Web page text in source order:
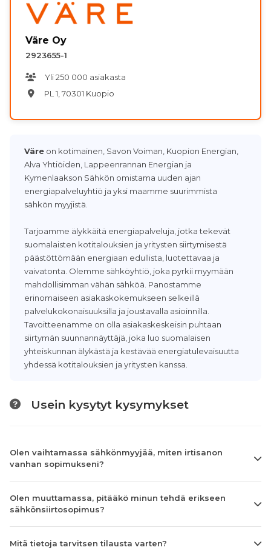
Väre Oy
2923655-1
Yli 250 000 asiakasta
PL 1, 70301 Kuopio
Väre on kotimainen, Savon Voiman, Kuopion Energian,
Alva Yhtiöiden, Lappeenrannan Energian ja
Kymenlaakson Sähkön omistama uuden ajan
energiapalveluyhtiö ja yksi maamme suurimmista
sähkön myyjistä.
Tarjoamme älykkäitä energiapalveluja, jotka tekevät
suomalaisten kotitalouksien ja yritysten siirtymisestä
päästöttömään energiaan edullista, luotettavaa ja
vaivatonta. Olemme sähköyhtiö, joka pyrkii myymään
mahdollisimman vähän sähköä. Panostamme
erinomaiseen asiakaskokemukseen selkeillä
palvelukokonaisuuksilla ja joustavalla asioinnilla.
Tavoitteenamme on olla asiakaskeskeisin puhtaan
siirtymän suunnannäyttäjä, joka luo suomalaisen
yhteiskunnan älykästä ja kestävää energiatulevaisuutta
yhdessä kotitalouksien ja yritysten kanssa.
Usein kysytyt kysymykset
Olen vaihtamassa sähkönmyyjää, miten irtisanon
vanhan sopimukseni?
Olen muuttamassa, pitääkö minun tehdä erikseen
sähkönsiirtosopimus?
Mitä tietoja tarvitsen tilausta varten?